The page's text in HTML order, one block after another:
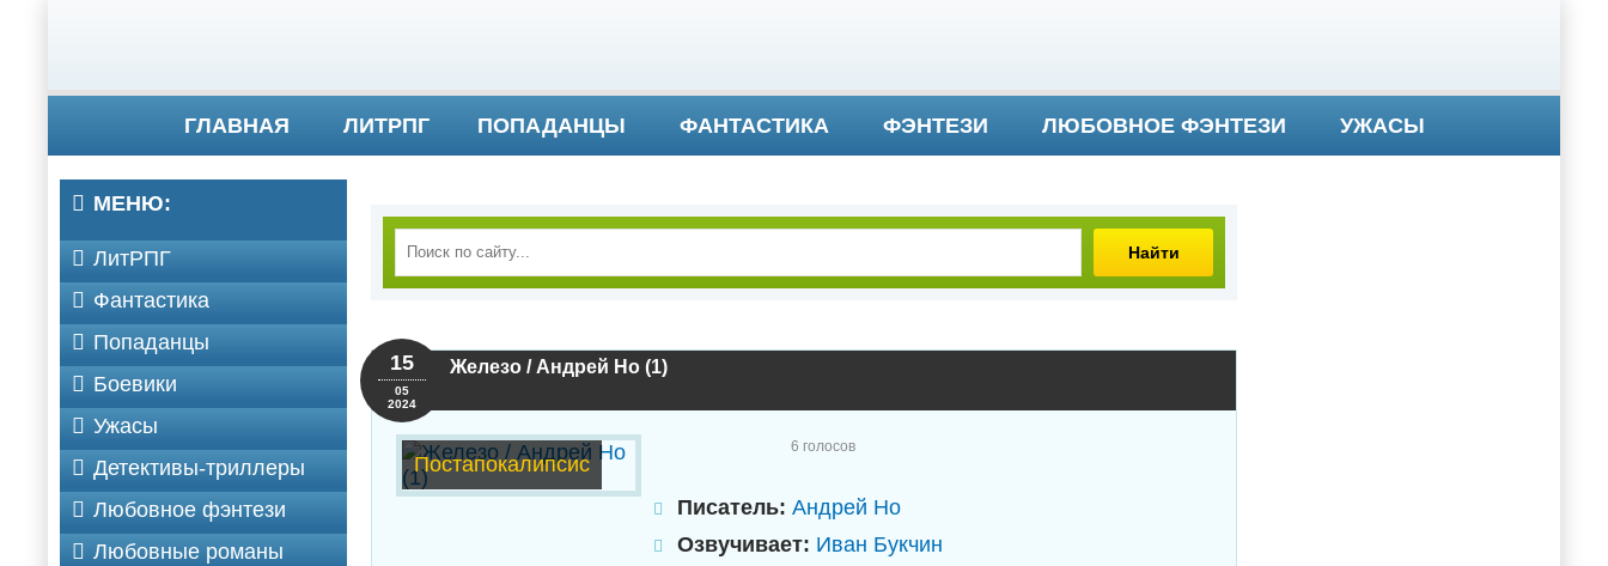
ГЛАВНАЯ ЛИТРПГ ПОПАДАНЦЫ ФАНТАСТИКА ФЭНТЕЗИ ЛЮБОВНОЕ ФЭНТЕЗИ УЖАСЫ
Найти
Железо / Андрей Но (1)
15
05
2024
Постапокалипсис
6 голосов
Писатель: Андрей Но
Озвучивает: Иван Букчин
МЕНЮ:
ЛитРПГ
Фантастика
Попаданцы
Боевики
Ужасы
Детективы-триллеры
Любовное фэнтези
Любовные романы